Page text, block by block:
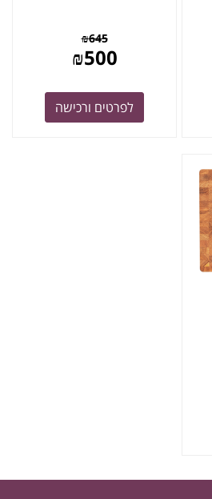
₪645
₪500
לפרטים ורכישה